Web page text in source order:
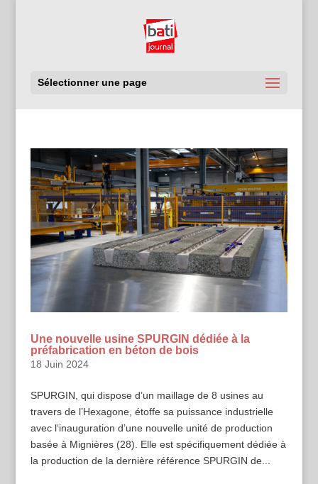
Sélectionner une page
Une nouvelle usine SPURGIN dédiée à la
préfabrication en béton de bois
18 Juin 2024
SPURGIN, qui dispose d’un maillage de 8 usines au
travers de l’Hexagone, étoffe sa puissance industrielle
avec l‘inauguration d’une nouvelle unité de production
basée à Mignières (28). Elle est spécifiquement dédiée à
la production de la dernière référence SPURGIN de...